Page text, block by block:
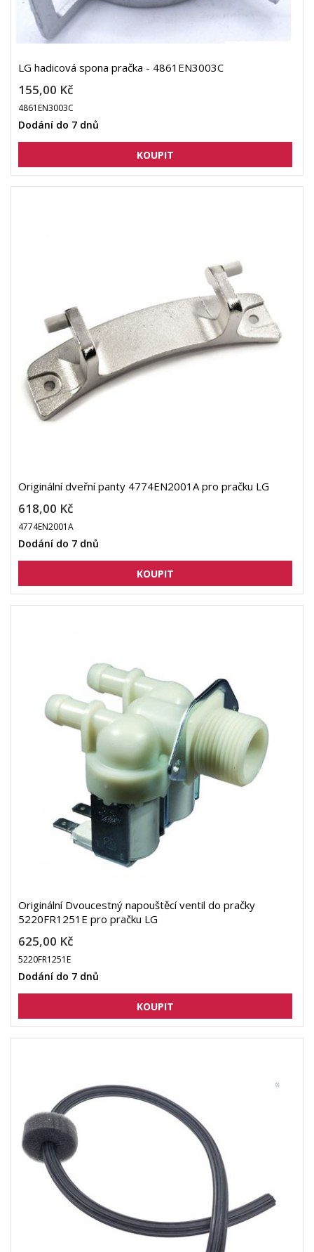
LG hadicová spona pračka - 4861EN3003C
155,00 Kč
4861EN3003C
Dodání do 7 dnů
Originální dveřní panty 4774EN2001A pro pračku LG
618,00 Kč
4774EN2001A
Dodání do 7 dnů
Originální Dvoucestný napouštěcí ventil do pračky
5220FR1251E pro pračku LG
625,00 Kč
5220FR1251E
Dodání do 7 dnů